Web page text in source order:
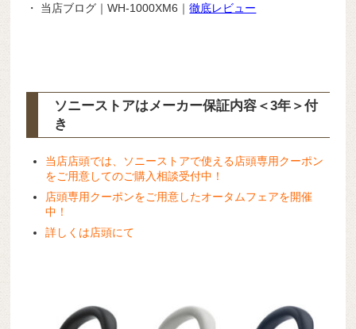
・ 当店ブログ｜WH-1000XM6｜徹底レビュー
ソニーストアはメーカー保証内容 ＜3年＞付
き
当店店頭では、ソニーストアで使える店頭専用クーポン
をご用意してのご購入相談受付中！
店頭専用クーポンをご用意したオータムフェアを開催
中！
詳しくは店頭にて